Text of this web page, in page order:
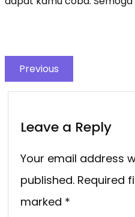
Previous
Leave a Reply
Your email address
published. Required
marked *